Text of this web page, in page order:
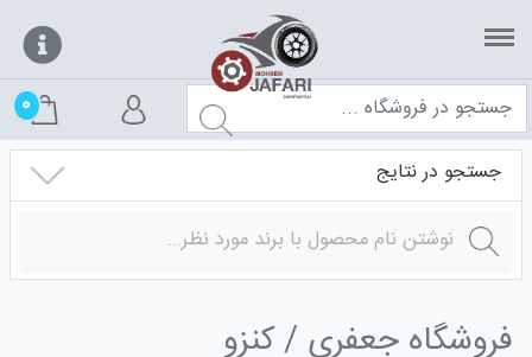
0
جستجو در نتایج
فروشگاه جعفری کنزو